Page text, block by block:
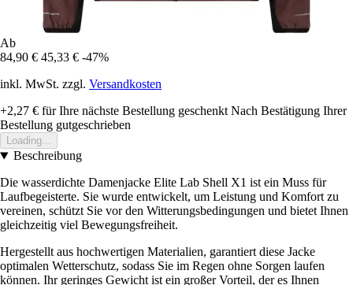
Ab
84,90 € 45,33 € -47%
inkl. MwSt. zzgl. Versandkosten
+2,27 € für Ihre nächste Bestellung geschenkt Nach Bestätigung Ihrer
Bestellung gutgeschrieben
Loading...
Beschreibung
Die wasserdichte Damenjacke Elite Lab Shell X1 ist ein Muss für
Laufbegeisterte. Sie wurde entwickelt, um Leistung und Komfort zu
vereinen, schützt Sie vor den Witterungsbedingungen und bietet Ihnen
gleichzeitig viel Bewegungsfreiheit.
Hergestellt aus hochwertigen Materialien, garantiert diese Jacke
optimalen Wetterschutz, sodass Sie im Regen ohne Sorgen laufen
können. Ihr geringes Gewicht ist ein großer Vorteil, der es Ihnen